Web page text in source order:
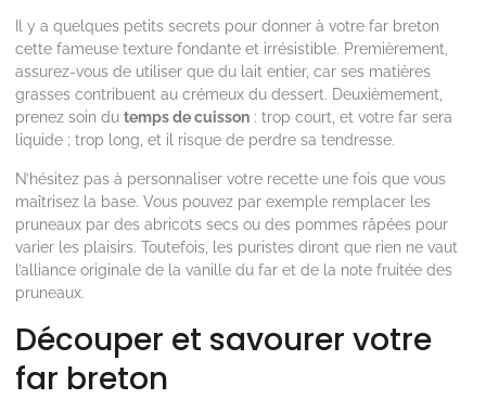
Il y a quelques petits secrets pour donner à votre far breton
cette fameuse texture fondante et irrésistible. Premièrement,
assurez-vous de utiliser que du lait entier, car ses matières
grasses contribuent au crémeux du dessert. Deuxièmement,
prenez soin du temps de cuisson : trop court, et votre far sera
liquide ; trop long, et il risque de perdre sa tendresse.
N’hésitez pas à personnaliser votre recette une fois que vous
maîtrisez la base. Vous pouvez par exemple remplacer les
pruneaux par des abricots secs ou des pommes râpées pour
varier les plaisirs. Toutefois, les puristes diront que rien ne vaut
l’alliance originale de la vanille du far et de la note fruitée des
pruneaux.
Découper et savourer votre
far breton